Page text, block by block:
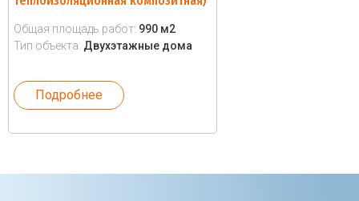
Общая площадь работ: 990 м2
Тип объекта: Двухэтажные дома
Подробнее